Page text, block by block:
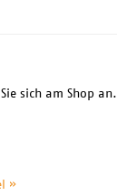
sich am Shop an.
»